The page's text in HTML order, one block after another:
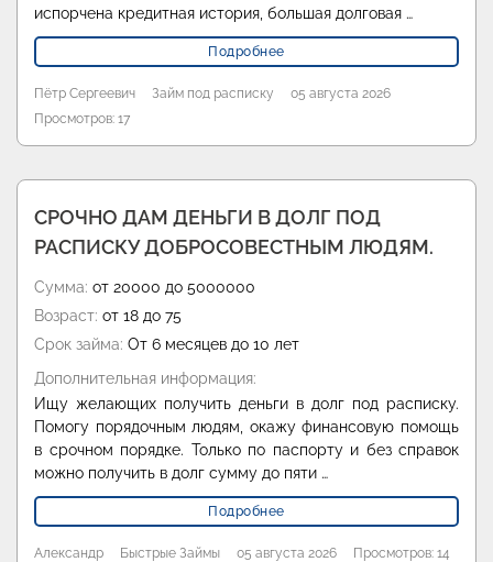
испорчена кредитная история, большая долговая …
Подробнее
Пётр Сергеевич Займ под расписку
05 августа 2026
Просмотров: 17
СРОЧНО ДАМ ДЕНЬГИ В ДОЛГ ПОД
РАСПИСКУ ДОБРОСОВЕСТНЫМ ЛЮДЯМ.
Сумма: от 20000 до 5000000
Возраст: от 18 до 75
Срок займа: От 6 месяцев до 10 лет
Дополнительная информация:
Ищу желающих получить деньги в долг под расписку.
Помогу порядочным людям, окажу финансовую помощь
в срочном порядке. Только по паспорту и без справок
можно получить в долг сумму до пяти …
Подробнее
Александр Быстрые Займы 05 августа 2026 Просмотров: 14